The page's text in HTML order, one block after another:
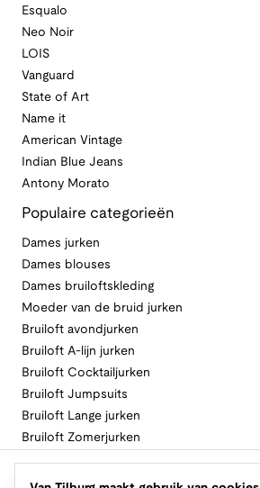
Esqualo
Neo Noir
LOIS
Vanguard
State of Art
Name it
American Vintage
Indian Blue Jeans
Antony Morato
Populaire categorieën
Dames jurken
Dames blouses
Dames bruiloftskleding
Moeder van de bruid jurken
Bruiloft avondjurken
Bruiloft A-lijn jurken
Bruiloft Cocktailjurken
Bruiloft Jumpsuits
Bruiloft Lange jurken
Bruiloft Zomerjurken